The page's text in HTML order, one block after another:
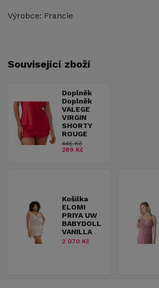
Výrobce: Francie
Související zboží
Doplněk
Doplněk
VALEGE
VIRGIN
SHORTY
ROUGE
445 Kč
289 Kč
Košilka
ELOMI
PRIYA UW
BABYDOLL
VANILLA
2 070 Kč